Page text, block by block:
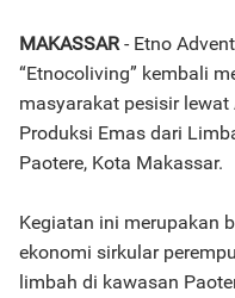
MAKASSAR- Etno
“Etnocoliving” kembali
masyarakat pesisir
Produksi Emas dari
Paotere, Kota Makassar.
Kegiatan ini merupakan
ekonomi sirkular
limbah di kawasan